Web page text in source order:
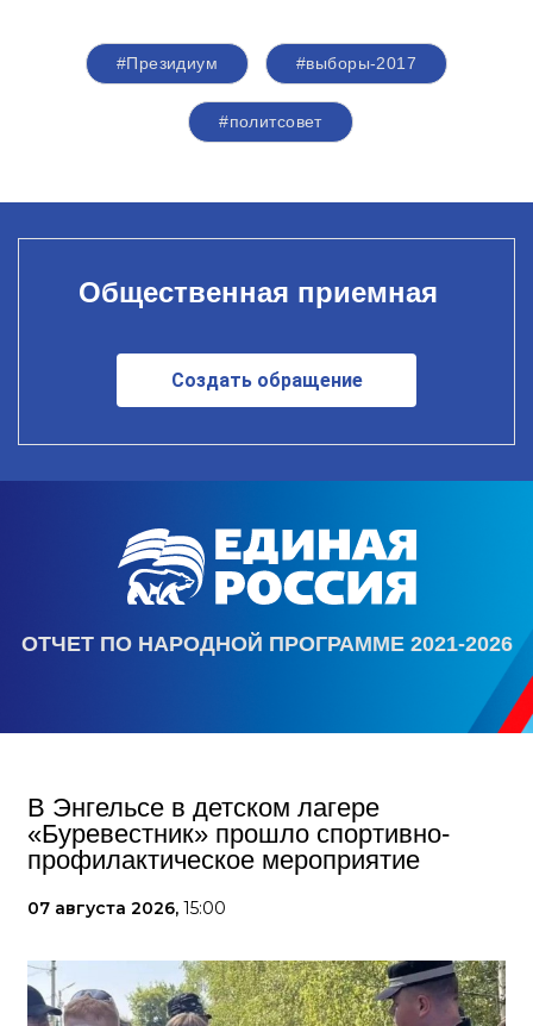
#Президиум #выборы-2017
#политсовет
Общественная приемная
Создать обращение
ОТЧЕТ ПО НАРОДНОЙ ПРОГРАММЕ 2021-2026
В Энгельсе в детском лагере
«Буревестник» прошло спортивно-
профилактическое мероприятие
07 августа 2026, 15:00